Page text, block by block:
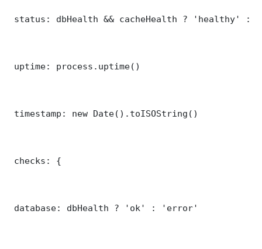
status: dbHealth && cacheHealth ? 'healthy' :
uptime: process.uptime()
timestamp: new Date().toISOString()
checks: {
database: dbHealth ? 'ok' : 'error'